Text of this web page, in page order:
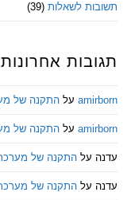
לשאלות (39)
אחרונות
עלהתקנה של מערכת בידור
עלהתקנה של מערכת בידור
התקנה של מערכת בידור
התקנה של מערכת בידור